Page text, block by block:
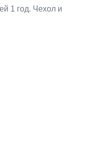
1 год. Чехол и